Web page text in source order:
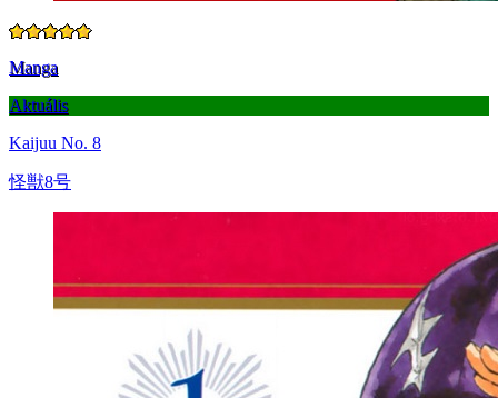
Manga
Aktuális
Kaijuu No. 8
怪獣8号